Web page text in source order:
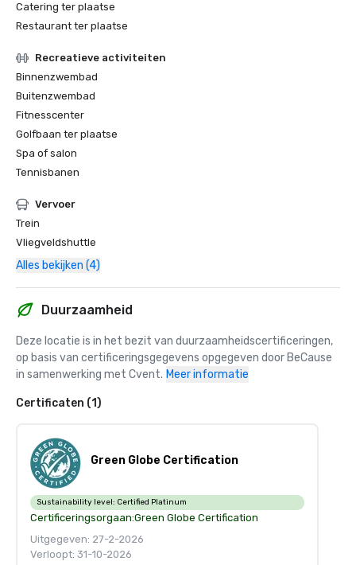
Catering ter plaatse
Restaurant ter plaatse
Recreatieve activiteiten
Binnenzwembad
Buitenzwembad
Fitnesscenter
Golfbaan ter plaatse
Spa of salon
Tennisbanen
Vervoer
Trein
Vliegveldshuttle
Alles bekijken (4)
Duurzaamheid
Deze locatie is in het bezit van duurzaamheidscertificeringen,
op basis van certificeringsgegevens opgegeven door BeCause
in samenwerking met Cvent. Meer informatie
Certificaten (1)
Green Globe Certification
Sustainability level: Certified Platinum
Certificeringsorgaan:Green Globe Certification
Uitgegeven: 27-2-2026
Verloopt: 31-10-2026